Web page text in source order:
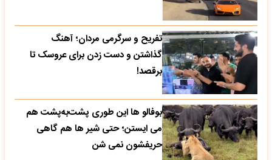
تفریح و سرگرمی مردان؛ آهنگ
گذاشتن و دست زدن برای عروسک تا
برقصد!
بوفالو ها این‌ طوری پشت‌به‌پشت هم
می‌ ایستن؛ حتی شیر ها هم گاهی
حریفشون نمی‌ شن